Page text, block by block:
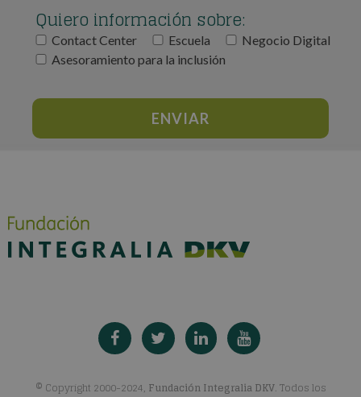
Quiero información sobre:
Contact Center Escuela
Negocio Digital
Asesoramiento para la inclusión
© Copyright 2000-2024, Fundación Integralia DKV. Todos los